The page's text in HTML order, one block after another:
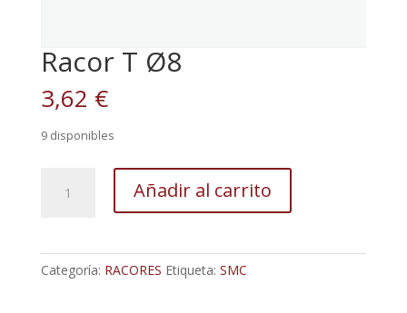
Racor T Ø8
3,62 €
9 disponibles
Añadir al carrito
Categoría: RACORES Etiqueta: SMC